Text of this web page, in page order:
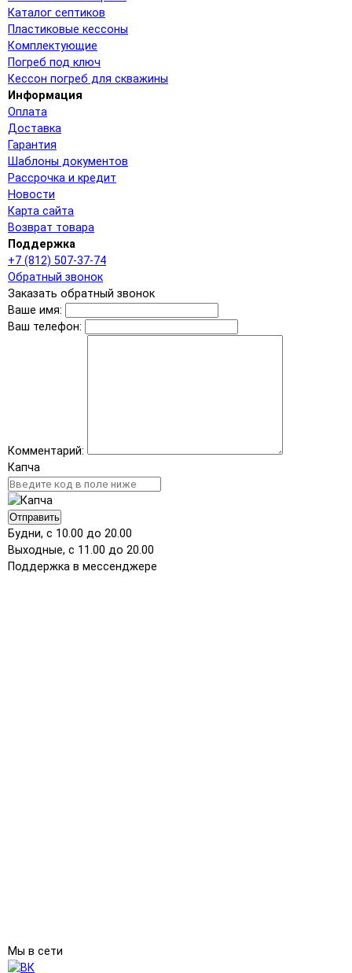
Каталог септиков
Пластиковые кессоны
Комплектующие
Погреб под ключ
Кессон погреб для скважины
Информация
Оплата
Доставка
Гарантия
Шаблоны документов
Рассрочка и кредит
Новости
Карта сайта
Возврат товара
Поддержка
+7 (812) 507-37-74
Обратный звонок
Заказать обратный звонок
Ваше имя:
Ваш телефон:
Комментарий:
Капча
Отправить
Будни, с 10.00 до 20.00
Выходные, с 11.00 до 20.00
Поддержка в мессенджере
Мы в сети